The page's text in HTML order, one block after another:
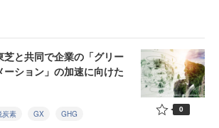
芝と共同で企業の「グリー
ーション」の加速に向けた
炭素 GX GHG 0